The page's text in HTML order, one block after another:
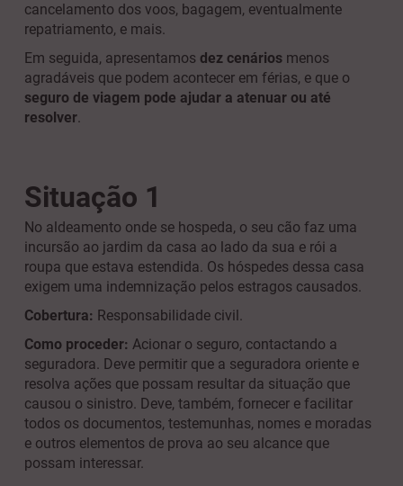
cancelamento dos voos, bagagem, eventualmente
repatriamento, e mais.
Em seguida, apresentamos dez cenários menos
agradáveis que podem acontecer em férias, e que o
seguro de viagem pode ajudar a atenuar ou até
resolver.
Situação 1
No aldeamento onde se hospeda, o seu cão faz uma
incursão ao jardim da casa ao lado da sua e rói a
roupa que estava estendida. Os hóspedes dessa casa
exigem uma indemnização pelos estragos causados.
Cobertura: Responsabilidade civil.
Como proceder: Acionar o seguro, contactando a
seguradora. Deve permitir que a seguradora oriente e
resolva ações que possam resultar da situação que
causou o sinistro. Deve, também, fornecer e facilitar
todos os documentos, testemunhas, nomes e moradas
e outros elementos de prova ao seu alcance que
possam interessar.